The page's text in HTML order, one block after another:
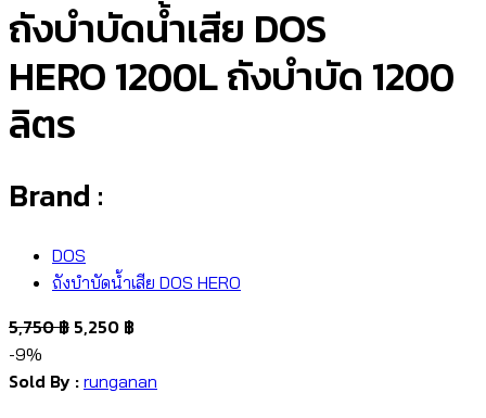
ถังบำบัดน้ำเสีย DOS
HERO 1200L ถังบำบัด 1200
ลิตร
Brand :
DOS
ถังบำบัดน้ำเสีย DOS HERO
5,750฿ 5,250 ฿
-9%
Sold By : runganan